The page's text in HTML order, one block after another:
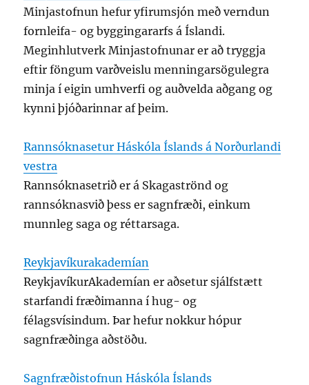
Minjastofnun hefur yfirumsjón með verndun
fornleifa- og byggingararfs á Íslandi.
Meginhlutverk Minjastofnunar er að tryggja
eftir föngum varðveislu menningarsögulegra
minja í eigin umhverfi og auðvelda aðgang og
kynni þjóðarinnar af þeim.
Rannsóknasetur Háskóla Íslands á Norðurlandi
vestra
Rannsóknasetrið er á Skagaströnd og
rannsóknasvið þess er sagnfræði, einkum
munnleg saga og réttarsaga.
Reykjavíkurakademían
ReykjavíkurAkademían er aðsetur sjálfstætt
starfandi fræðimanna í hug- og
félagsvísindum. Þar hefur nokkur hópur
sagnfræðinga aðstöðu.
Sagnfræðistofnun Háskóla Íslands